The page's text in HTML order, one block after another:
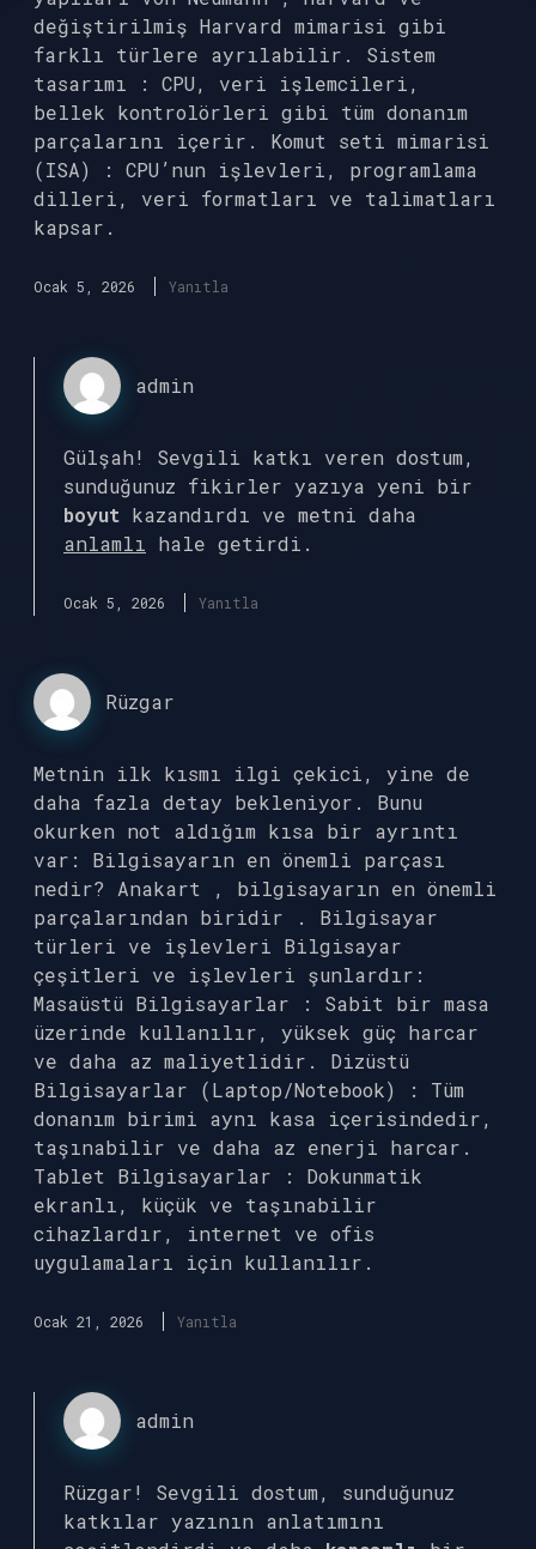
değiştirilmiş Harvard mimarisi gibi
farklı türlere ayrılabilir. Sistem
tasarımı : CPU, veri işlemcileri,
bellek kontrolörleri gibi tüm donanım
parçalarını içerir. Komut seti mimarisi
(ISA) : CPU’nun işlevleri, programlama
dilleri, veri formatları ve talimatları
kapsar.
Ocak 5, 2026 Yanıtla
admin
Gülşah! Sevgili katkı veren dostum,
sunduğunuz fikirler yazıya yeni bir
boyut kazandırdı ve metni daha
anlamlı hale getirdi.
Ocak 5, 2026 Yanıtla
Rüzgar
Metnin ilk kısmı ilgi çekici, yine de
daha fazla detay bekleniyor. Bunu
okurken not aldığım kısa bir ayrıntı
var: Bilgisayarın en önemli parçası
nedir? Anakart , bilgisayarın en önemli
parçalarından biridir . Bilgisayar
türleri ve işlevleri Bilgisayar
çeşitleri ve işlevleri şunlardır:
Masaüstü Bilgisayarlar : Sabit bir masa
üzerinde kullanılır, yüksek güç harcar
ve daha az maliyetlidir. Dizüstü
Bilgisayarlar (Laptop/Notebook) : Tüm
donanım birimi aynı kasa içerisindedir,
taşınabilir ve daha az enerji harcar.
Tablet Bilgisayarlar : Dokunmatik
ekranlı, küçük ve taşınabilir
cihazlardır, internet ve ofis
uygulamaları için kullanılır.
Ocak 21, 2026 Yanıtla
admin
Rüzgar! Sevgili dostum, sunduğunuz
katkılar yazının anlatımını